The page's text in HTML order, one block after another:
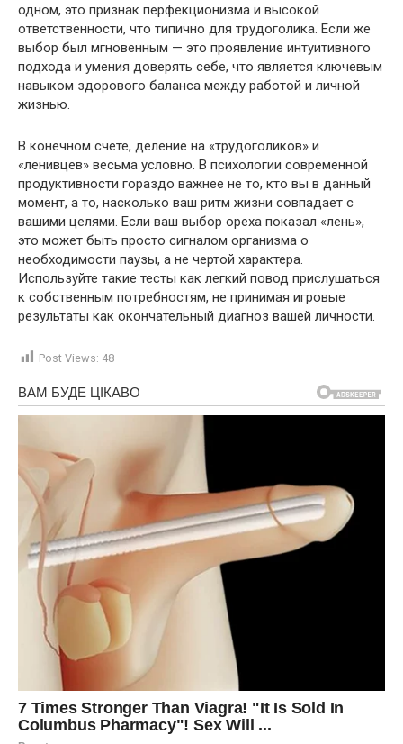
одном, это признак перфекционизма и высокой
ответственности, что типично для трудоголика. Если же
выбор был мгновенным — это проявление интуитивного
подхода и умения доверять себе, что является ключевым
навыком здорового баланса между работой и личной
жизнью.
В конечном счете, деление на «трудоголиков» и
«ленивцев» весьма условно. В психологии современной
продуктивности гораздо важнее не то, кто вы в данный
момент, а то, насколько ваш ритм жизни совпадает с
вашими целями. Если ваш выбор ореха показал «лень»,
это может быть просто сигналом организма о
необходимости паузы, а не чертой характера.
Используйте такие тесты как легкий повод прислушаться
к собственным потребностям, не принимая игровые
результаты как окончательный диагноз вашей личности.
Post Views: 48